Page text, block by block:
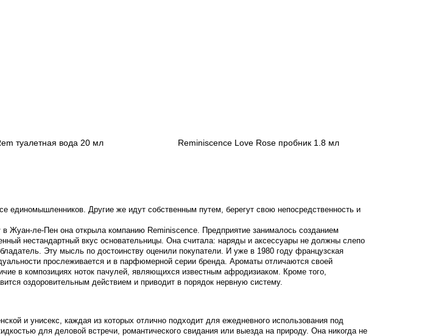
туалетная вода 20 мл Reminiscence Love Rose пробник 1.8 мл
единомышленников. Другие же идут собственным путем, берегут свою непосредственность и
Жуан-ле-Пен она открыла компанию Reminiscence. Предприятие занималось созданием
нестандартный вкус основательницы. Она считала: наряды и аксессуары не должны слепо
Эту мысль по достоинству оценили покупатели. И уже в 1980 году французская
прослеживается и в парфюмерной серии бренда. Ароматы отличаются своей
в композициях ноток пачулей, являющихся известным афродизиаком. Кроме того,
оздоровительным действием и приводит в порядок нервную систему.
и унисекс, каждая из которых отлично подходит для ежедневного использования под
для деловой встречи, романтического свидания или выезда на природу. Она никогда не